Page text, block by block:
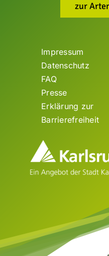
zur
Impressum
Datenschutz
FAQ
Presse
Erklärung zur
Barrierefreiheit